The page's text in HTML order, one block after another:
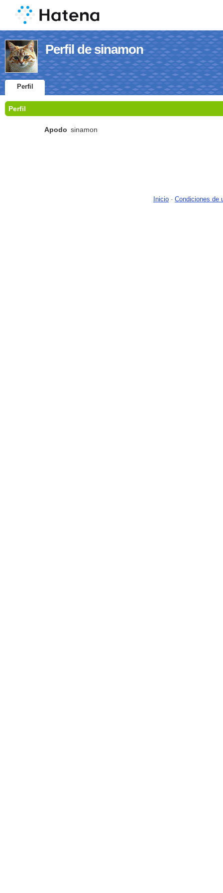
Perfil de sinamon
Perfil
Perfil
Apodo sinamon
Inicio - Condiciones de